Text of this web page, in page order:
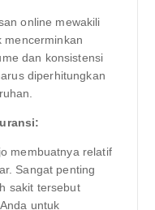
online mewakili
mencerminkan
dan konsistensi
diperhitungkan
membuatnya relatif
Sangat penting
sakit tersebut
untuk